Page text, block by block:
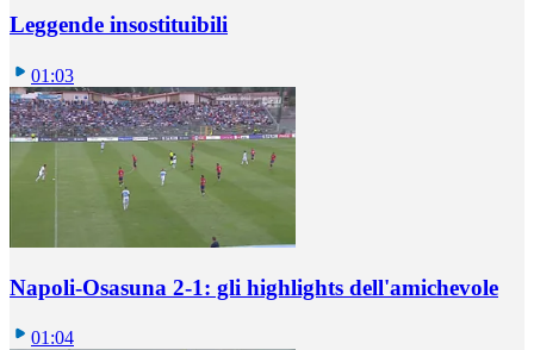
Leggende insostituibili
01:03
Napoli-Osasuna 2-1: gli highlights dell'amichevole
01:04